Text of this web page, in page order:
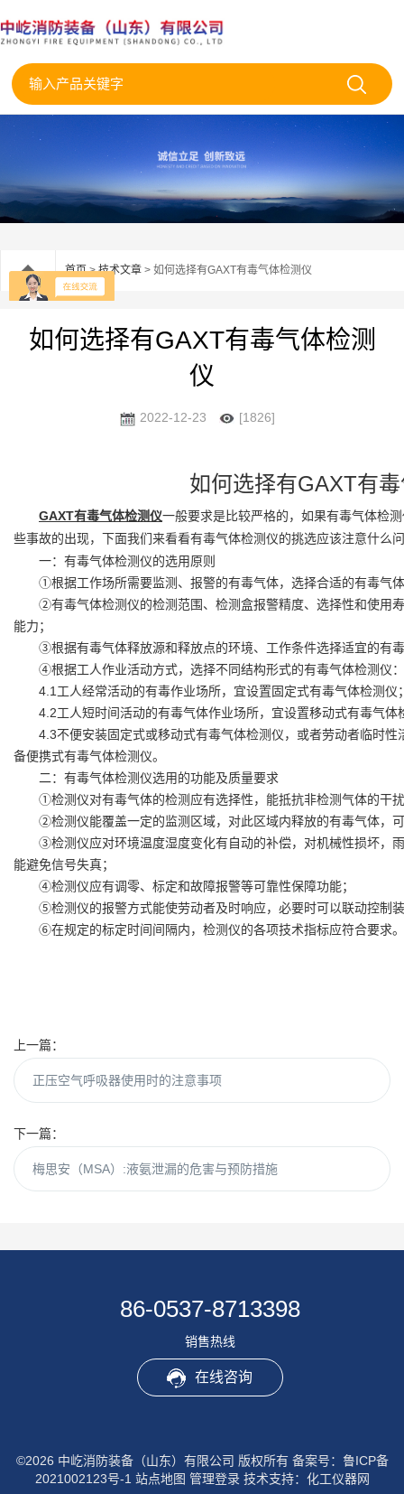
首页>技术文章 > 如何选择有GAXT有毒气体检测仪
如何选择有GAXT有毒气体检测
仪
2022-12-23 [1826]
如何选择有GAXT有
GAXT有毒气体检测仪一般要求是比较严格的，如果有毒气体检
些事故的出现，下面我们来看看有毒气体检测仪的挑选应该注意什么
一：有毒气体检测仪的选用原则
①根据工作场所需要监测、报警的有毒气体，选择合适的有毒气
②有毒气体检测仪的检测范围、检测盒报警精度、选择性和使用寿
能力；
③根据有毒气体释放源和释放点的环境、工作条件选择适宜的有
④根据工人作业活动方式，选择不同结构形式的有毒气体检测仪：
4.1工人经常活动的有毒作业场所，宜设置固定式有毒气体检测仪
4.2工人短时间活动的有毒气体作业场所，宜设置移动式有毒气体
4.3不便安装固定式或移动式有毒气体检测仪，或者劳动者临时性
备便携式有毒气体检测仪。
二：有毒气体检测仪选用的功能及质量要求
①检测仪对有毒气体的检测应有选择性，能抵抗非检测气体的干扰
②检测仪能覆盖一定的监测区域，对此区域内释放的有毒气体，
③检测仪应对环境温度湿度变化有自动的补偿，对机械性损坏，雨
能避免信号失真；
④检测仪应有调零、标定和故障报警等可靠性保障功能；
⑤检测仪的报警方式能使劳动者及时响应，必要时可以联动控制
⑥在规定的标定时间间隔内，检测仪的各项技术指标应符合要求。
上一篇：
正压空气呼吸器使用时的注意事项
下一篇：
梅思安（MSA）:液氨泄漏的危害与预防措施
86-0537-8713398
销售热线
在线咨询
©2026 中屹消防装备（山东）有限公司 版权所有 备案号：鲁ICP备
2021002123号-1 站点地图 管理登录技术支持： 化工仪器网